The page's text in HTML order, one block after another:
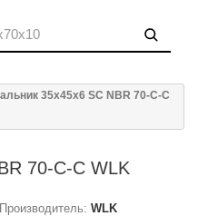
35x45x6 SC NBR 70-C-C
70-C-C WLK
Производитель: WLK